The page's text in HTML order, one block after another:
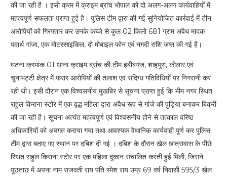
की जा रही है । इसी क्रम में क्राइम ब्रांच भोपाल को दो अलग-अलग कार्यवाहियों में
महत्वपूर्ण सफलता प्राप्त हुई है। पुलिस टीम द्वारा की गई सुनियोजित कार्रवाई में तीन
आरोपियों को गिरफ्तार कर उनके कब्जे से कुल 02 किलो 681 ग्राम अवैध मादक
पदार्थ गांजा, एक मोटरसाइकिल, दो मोबाइल फोन एवं नगदी राशि जप्त की गई है।
घटना क्रमांक 01 थाना क्राइम ब्रांच की टीम हबीबगंज, शाहपुरा, कोलार एवं
चूनाभट्टी क्षेत्र में फरार आरोपियों की तलाश एवं संदिग्ध गतिविधियों पर निगरानी कर
रही थी। इसी दौरान एक विश्वसनीय मुखबिर से सूचना प्राप्त हुई कि भीम नगर स्थित
राहुल किराना स्टोर में एक वृद्ध महिला द्वारा अवैध रूप से गांजे की पुड़िया बनाकर बिक्री
की जा रही है। सूचना अत्यंत महत्वपूर्ण एवं विश्वसनीय होने से तत्काल वरिष्ठ
अधिकारियों को अवगत कराया गया तथा आवश्यक वैधानिक कार्यवाही पूर्ण कर पुलिस
टीम द्वारा बताए गए स्थान पर दबिश दी गई । दबिश के दौरान खेल छात्रावास के पीछे
स्थित राहुल किराना स्टोर पर एक महिला दुकान संचालित करती हुई मिली, जिसने
पूछताछ में अपना नाम राजवती राय पति रमेश राय उम्र 69 वर्ष निवासी 595/3 खेल